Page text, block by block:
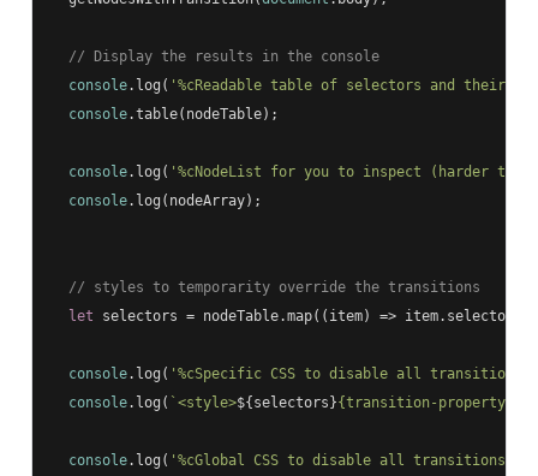
// Display the results in the console
console.log( '%cReadable table of selectors and their
console.table(nodeTable);
console.log( '%cNodeList for you to inspect (harder to
console.log(nodeArray);
// styles to temporarity override the transitions
let selectors = nodeTable.map( ( item) =>
console.log( '%cSpecific CSS to disable all transitions
console.log( `<style>${selectors}{transition-property:
console.log( '%cGlobal CSS to disable all transitions